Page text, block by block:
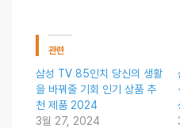
관련
삼성 TV 85인치 당신의 생활
을 바꿔줄 기회 인기 상품 추
천 제품 2024
3월 27, 2024